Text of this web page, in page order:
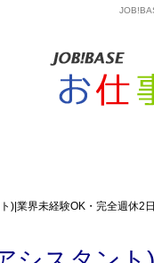
)|業界未経験OK・完全週休